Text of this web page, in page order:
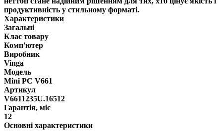
продуктивність у стильному форматі.
Характеристики
Загальні
Клас товару
Комп'ютер
Виробник
Vinga
Модель
Mini PC V661
Артикул
V6611235U.16512
Гарантія, міс
12
Основні характеристики